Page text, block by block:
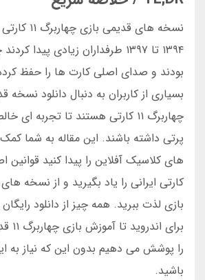
نسخه های
۱۳۹۴ تا ۱۳۹۷ طرفداران زیادی
بودند و صدای اصلی کارت ها را حفظ کرده
بسیاری از کاربران به دنبال دانلود نسخه
چهاربرگ ۱۱ کارتی هستند تا
پرتی داشته باشند. این مقاله به شما
کارتی ایرانی را یاد بگیرید و از نسخه
بازی لذت ببرید. همه چیز از دانلود
را پوشش می دهیم بدون این که نیاز به
باشید.